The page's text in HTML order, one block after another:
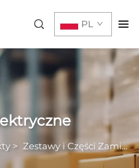
PL
> Zestawy i Części Zamiennych